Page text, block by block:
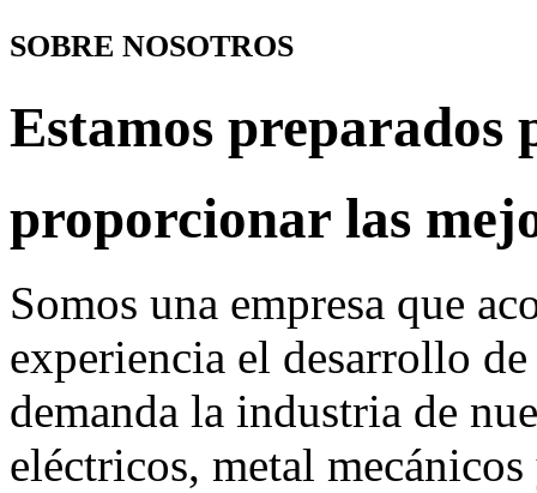
SOBRE NOSOTROS
Estamos preparados
proporcionar las
Somos una empresa que
experiencia el desarrollo
demanda la industria de
eléctricos, metal